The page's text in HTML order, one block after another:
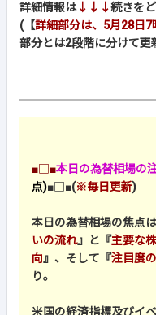
詳細情報は↓↓↓続きをど
(【詳細部分は、5月28日7
部分とは2段階に分けて更
■□■本日の為替相場の
点)■□■(※毎日更新)
本日の為替相場の焦点
いの流れ』と『主要な
向』、そして『注目度
り。
米国の経済指標及びイベ